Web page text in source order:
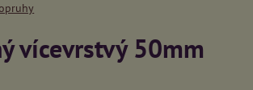
vícevrstvý 50mm